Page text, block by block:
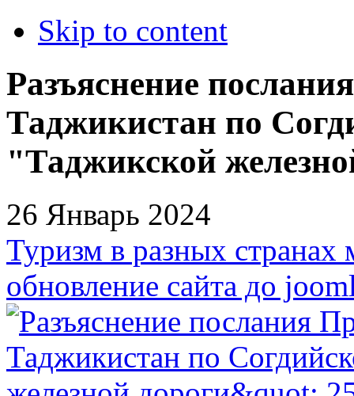
Skip to content
Разъяснение
Таджикистан по
"Таджикской
26 Январь 2024
Туризм в разных странах
обновление сайта до